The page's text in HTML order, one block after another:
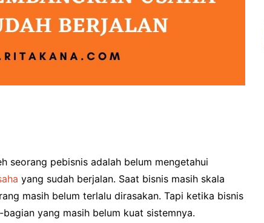
seorang pebisnis adalah belum mengetahui
yang sudah berjalan. Saat bisnis masih skala
masih belum terlalu dirasakan. Tapi ketika bisnis
yang masih belum kuat sistemnya.